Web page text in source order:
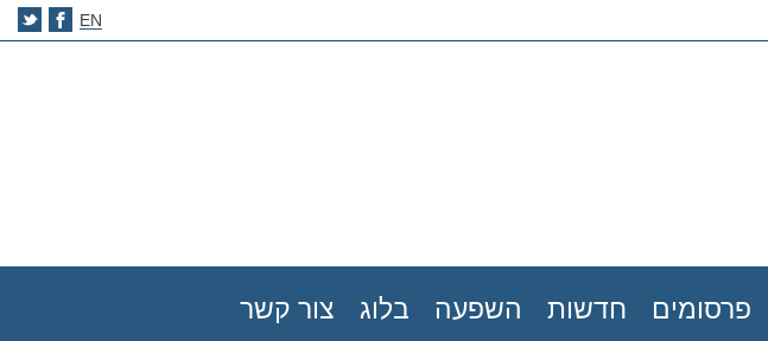
EN
פרסומים חדשות השפעה בלוג צור קשר